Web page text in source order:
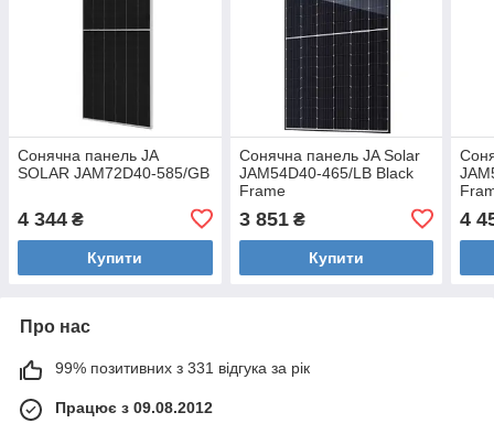
Сонячна панель JA
SOLAR JAM72D40-585/GB
4 344 ₴
Купити
Сонячна панель JA Solar
JAM54D40-465/LB Black
Frame
3 851₴
Купити
4
Про нас
99% позитивних з 331 відгука за рік
Працює з 09.08.2012